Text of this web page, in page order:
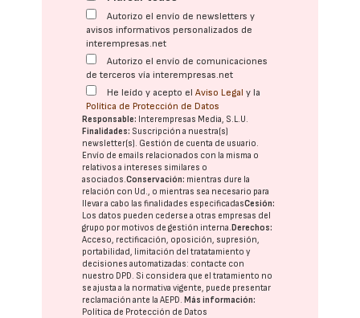
Autorizo el envío de newsletters y
avisos informativos personalizados de
interempresas.net
Autorizo el envío de comunicaciones
de terceros vía interempresas.net
He leído y acepto elAviso Legal y la
Política de Protección de Datos
Responsable: Interempresas Media, S.L.U.
Finalidades: Suscripción a nuestra(s)
newsletter(s). Gestión de cuenta de usuario.
Envío de emails relacionados con la misma o
relativos a intereses similares o
asociados.Conservación: mientras dure la
relación con Ud., o mientras sea necesario para
llevar a cabo las finalidades especificadasCesión:
Los datos pueden cederse a otras empresas del
grupo por motivos de gestión interna.Derechos:
Acceso, rectificación, oposición, supresión,
portabilidad, limitación del tratatamiento y
decisiones automatizadas: contacte con
nuestro DPD. Si considera que el tratamiento no
se ajusta a la normativa vigente, puede presentar
reclamación ante laAEPD.Más información:
Política de Protección de Datos